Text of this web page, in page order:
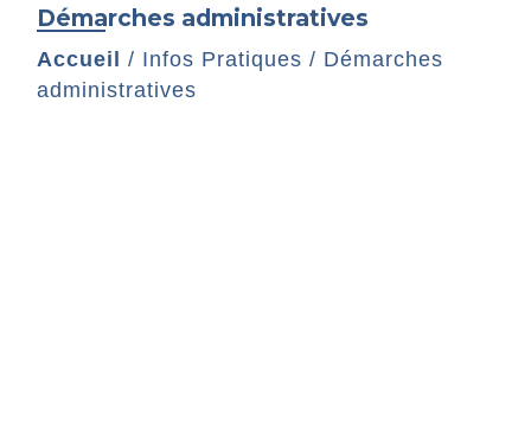
Démarches administratives
Accueil / Infos Pratiques / Démarches
administratives